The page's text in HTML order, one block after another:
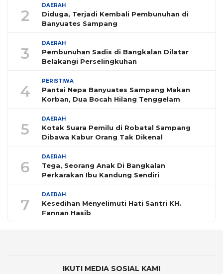
2
DAERAH
Diduga, Terjadi Kembali Pembunuhan di
Banyuates Sampang
3
DAERAH
Pembunuhan Sadis di Bangkalan Dilatar
Belakangi Perselingkuhan
4
PERISTIWA
Pantai Nepa Banyuates Sampang Makan
Korban, Dua Bocah Hilang Tenggelam
5
DAERAH
Kotak Suara Pemilu di Robatal Sampang
Dibawa Kabur Orang Tak Dikenal
6
DAERAH
Tega, Seorang Anak Di Bangkalan
Perkarakan Ibu Kandung Sendiri
7
DAERAH
Kesedihan Menyelimuti Hati Santri KH.
Fannan Hasib
IKUTI MEDIA SOSIAL KAMI